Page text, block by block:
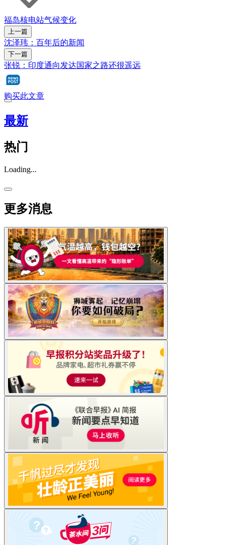
福岛核电站气候变化
上一篇
沈泽玮：百年后的新闻
下一篇
张锐：印度通向发达国家之路还很遥远
购买此文章
最新
热门
Loading...
更多消息